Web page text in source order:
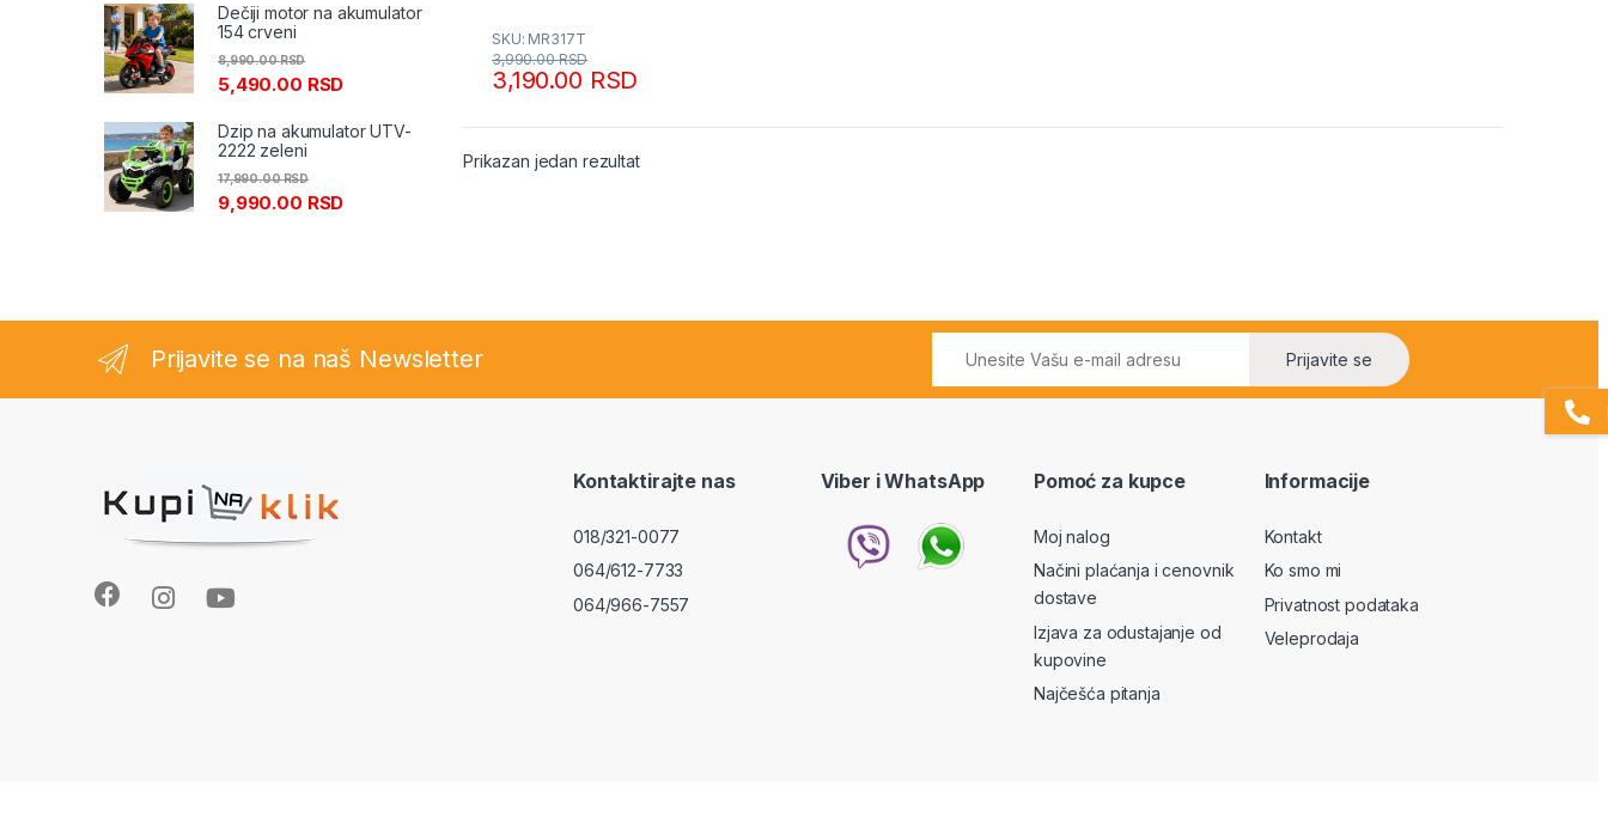
SKU: MR317T
3,190.00 RSD
3,990.00RSD
Prikazan jedan rezultat
Dečiji motor na akumulator
154 crveni
5,490.00 RSD
8,990.00RSD
Dzip na akumulator UTV-
2222 zeleni
9,990.00 RSD
17,990.00RSD
Prijavite se na naš Newsletter Prijavite se
Kontaktirajte nas
018/321-0077
064/612-7733
064/966-7557
Viber i WhatsApp Pomoć za kupce
Moj nalog
Načini plaćanja i cenovnik
dostave
Izjava za odustajanje od
kupovine
Najčešća pitanja
Informacije
Kontakt
Ko smo mi
Privatnost podataka
Veleprodaja